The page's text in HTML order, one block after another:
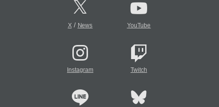
X/ News YouTube
Instagram Twitch